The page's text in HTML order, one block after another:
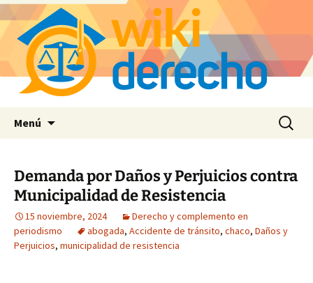
Menú Buscar:
Demanda por Daños y Perjuicios contra
Municipalidad de Resistencia
15 noviembre, 2024
Derecho y complemento en
periodismo
abogada, Accidente de tránsito, chaco, Daños y
Perjuicios, municipalidad de resistencia